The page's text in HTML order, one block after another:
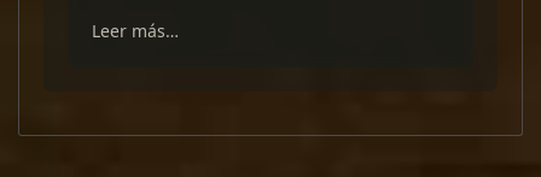
Leer más…